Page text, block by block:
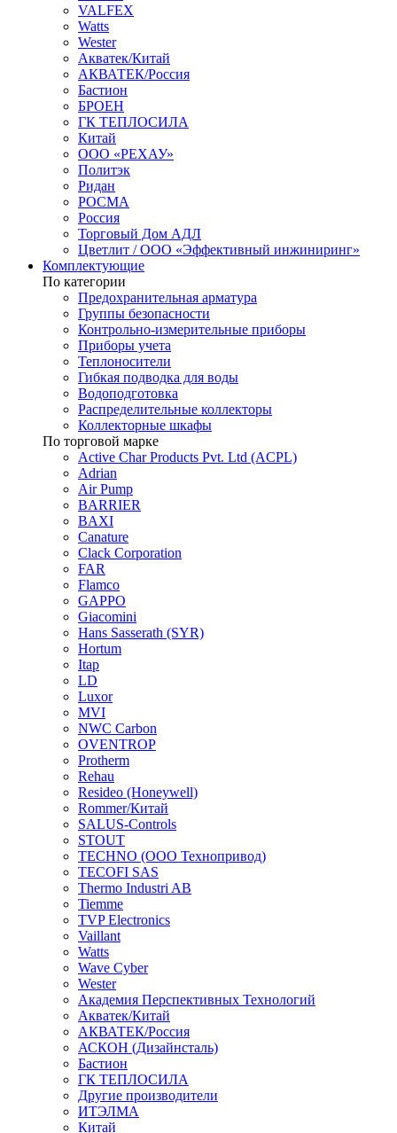
VALFEX
Watts
Wester
Акватек/Китай
АКВАТЕК/Россия
Бастион
БРОЕН
ГК ТЕПЛОСИЛА
Китай
ООО «РЕХАУ»
Политэк
Ридан
РОСМА
Россия
Торговый Дом АДЛ
Цветлит / ООО «Эффективный инжиниринг»
Комплектующие
По категории
Предохранительная арматура
Группы безопасности
Контрольно-измерительные приборы
Приборы учета
Теплоносители
Гибкая подводка для воды
Водоподготовка
Распределительные коллекторы
Коллекторные шкафы
По торговой марке
Active Char Products Pvt. Ltd (ACPL)
Adrian
Air Pump
BARRIER
BAXI
Canature
Clack Corporation
FAR
Flamco
GAPPO
Giacomini
Hans Sasserath (SYR)
Hortum
Itap
LD
Luxor
MVI
NWC Carbon
OVENTROP
Protherm
Rehau
Resideo (Honeywell)
Rommer/Китай
SALUS-Controls
STOUT
TECHNO (ООО Технопривод)
TECOFI SAS
Thermo Industri AB
Tiemme
TVP Electronics
Vaillant
Watts
Wave Cyber
Wester
Академия Перспективных Технологий
Акватек/Китай
АКВАТЕК/Россия
АСКОН (Дизайнсталь)
Бастион
ГК ТЕПЛОСИЛА
Другие производители
ИТЭЛМА
Китай